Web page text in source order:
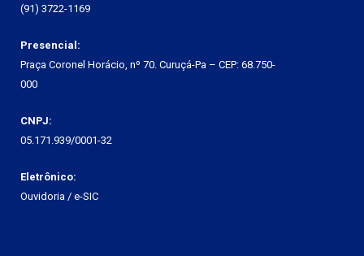
(91) 3722-1169
Presencial:
Praça Coronel Horácio, nº 70. Curuçá-Pa – CEP: 68.750-
000
CNPJ:
05.171.939/0001-32
Eletrônico:
Ouvidoria / e-SIC